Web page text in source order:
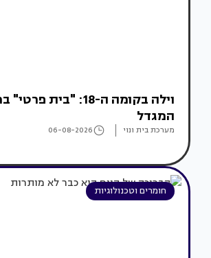
וילה בקומה ה-18: "בית
המגדל
מערכת בית ונוי 06-08-2026
חומרים וטכנולוגיות